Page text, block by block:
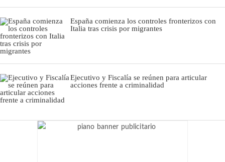
España comienza los controles fronterizos con
Italia tras crisis por migrantes
Ejecutivo y Fiscalía se reúnen para articular
acciones frente a criminalidad